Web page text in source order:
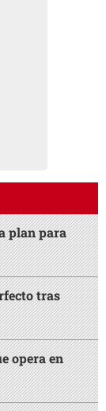
plan para
tras
opera en